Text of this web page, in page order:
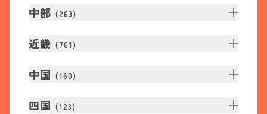
中部 (263)
近畿 (761 )
中国 (160)
四国 (123)